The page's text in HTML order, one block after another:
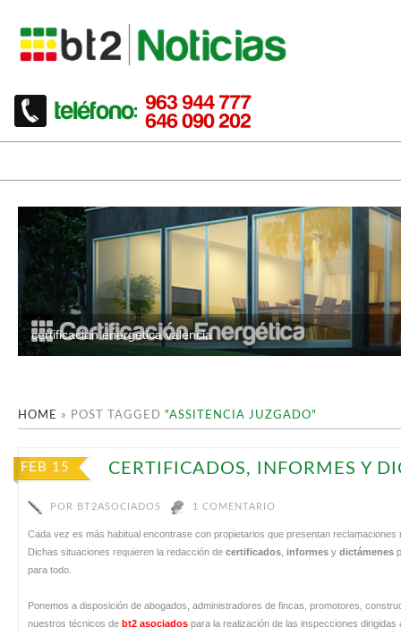
certificacion energetica valencia
HOME » POST TAGGED "ASSITENCIA JUZGADO"
FEB 15 CERTIFICADOS, INFORMES Y
POR BT2ASOCIADOS 1 COMENTARIO
Cada vez es más habitual encontrase con propietarios que presentan
Dichas situaciones requieren la redacción de certificados, informes y dictámenes
para todo.
Ponemos a disposición de abogados, administradores de fincas, promotores,
nuestros técnicos de bt2 asociados para la realización de las inspecciones